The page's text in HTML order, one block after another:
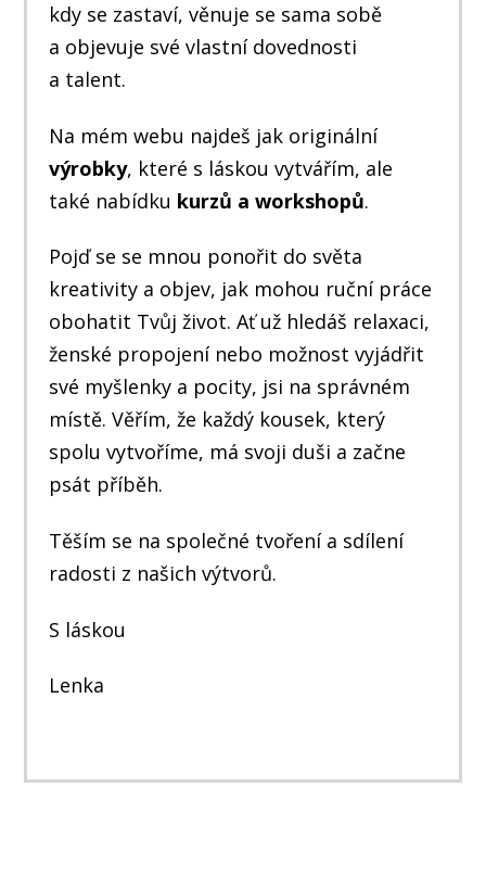
kdy se zastaví, věnuje se sama sobě
a objevuje své vlastní dovednosti
a talent.
Na mém webu najdeš jak originální
výrobky, které s láskou vytvářím, ale
také nabídku kurzů a workshopů.
Pojď se se mnou ponořit do světa
kreativity a objev, jak mohou ruční práce
obohatit Tvůj život. Ať už hledáš relaxaci,
ženské propojení nebo možnost vyjádřit
své myšlenky a pocity, jsi na správném
místě. Věřím, že každý kousek, který
spolu vytvoříme, má svoji duši a začne
psát příběh.
Těším se na společné tvoření a sdílení
radosti z našich výtvorů.
S láskou
Lenka